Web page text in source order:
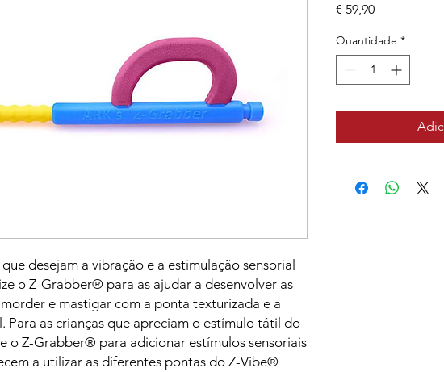
desejam a vibração e a estimulação sensorial
o Z-Grabber® para as ajudar a desenvolver as
e mastigar com a ponta texturizada e a
Para as crianças que apreciam o estímulo tátil do
o Z-Grabber® para adicionar estímulos sensoriais
a utilizar as diferentes pontas do Z-Vibe®
€ 59,90Preço
Quantidade *